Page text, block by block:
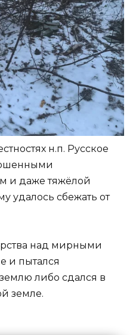
н.п. Русское
и даже тяжёлой
удалось сбежать от
над мирными
и пытался
либо сдался в
земле.